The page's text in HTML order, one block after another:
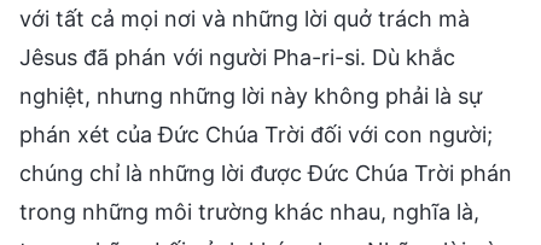
với tất cả mọi nơi và những lời quở trách mà
Jêsus đã phán với người Pha-ri-si. Dù khắc
nghiệt, nhưng những lời này không phải là sự
phán xét của Đức Chúa Trời đối với con người;
chúng chỉ là những lời được Đức Chúa Trời phán
trong những môi trường khác nhau, nghĩa là,